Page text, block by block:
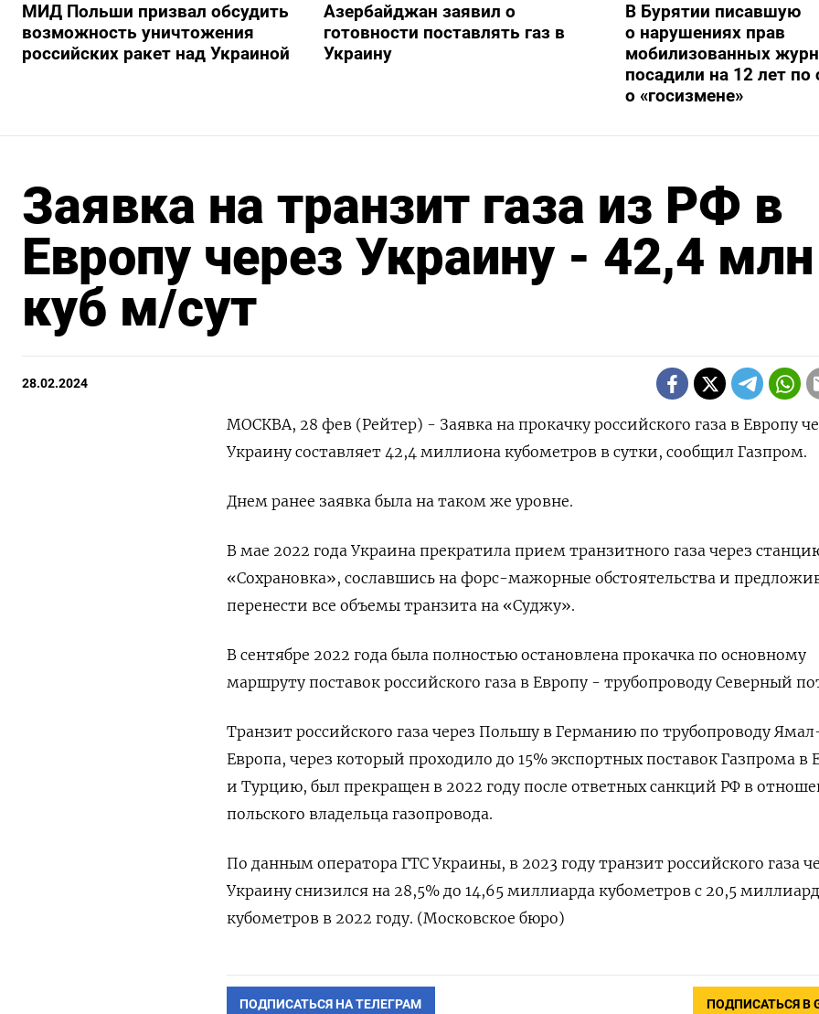
МИД Польши призвал обсудить
возможность уничтожения
российских ракет над Украиной
Азербайджан заявил о
готовности поставлять газ в
Украину
В Бурятии писавшую
о нарушениях прав
мобилизованных
посадили на 12 лет по
о «госизмене»
Заявка на транзит газа из РФ в
Европу через Украину - 42,4 млн
куб м/сут
28.02.2024
МОСКВА, 28 фев (Рейтер) - Заявка на прокачку российского газа в Европу
Украину составляет 42,4 миллиона кубометров в сутки, сообщил Газпром.
Днем ранее заявка была на таком же уровне.
В мае 2022 года Украина прекратила прием транзитного газа через
«Сохрановка», сославшись на форс-мажорные обстоятельства и
перенести все объемы транзита на «Суджу».
В сентябре 2022 года была полностью остановлена прокачка по основному
маршруту поставок российского газа в Европу - трубопроводу Северный
Транзит российского газа через Польшу в Германию по трубопроводу
Европа, через который проходило до 15% экспортных поставок Газпрома в
и Турцию, был прекращен в 2022 году после ответных санкций РФ в
польского владельца газопровода.
По данным оператора ГТС Украины, в 2023 году транзит российского газа
Украину снизился на 28,5% до 14,65 миллиарда кубометров с 20,5
кубометров в 2022 году. (Московское бюро)
ПОДПИСАТЬСЯ НА ТЕЛЕГРАМ ПОДПИСАТЬСЯ В